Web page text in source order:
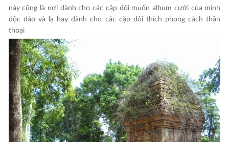
này cũng là nơi dành cho các cặp đôi muốn album cưới của mình
độc đáo và lạ hay dành cho các cặp đôi thích phong cách thần
thoại